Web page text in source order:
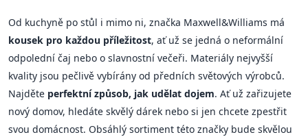
Od kuchyně po stůl i mimo ni, značka Maxwell&Williams má
kousek pro každou příležitost, ať už se jedná o neformální
odpolední čaj nebo o slavnostní večeři. Materiály nejvyšší
kvality jsou pečlivě vybírány od předních světových výrobců.
Najděte perfektní způsob, jak udělat dojem. Ať už zařizujete
nový domov, hledáte skvělý dárek nebo si jen chcete zpestřit
svou domácnost. Obsáhlý sortiment této značky bude skvělou